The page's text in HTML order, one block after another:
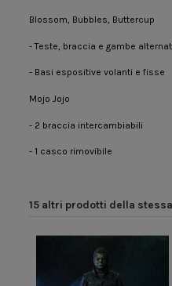
Blossom, Bubbles, Buttercup
- Teste, braccia e gambe
- Basi espositive volanti e fisse
Mojo Jojo
- 2 braccia intercambiabili
- 1 casco rimovibile
15 altri prodotti della